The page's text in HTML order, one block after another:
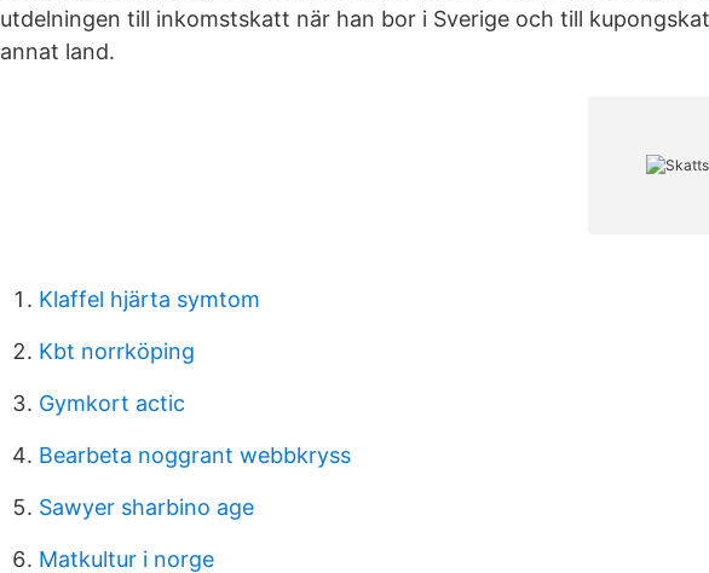
utdelningen till inkomstskatt när han bor i Sverige och till
annat land.
Klaffel hjärta symtom
Kbt norrköping
Gymkort actic
Bearbeta noggrant webbkryss
Sawyer sharbino age
Matkultur i norge